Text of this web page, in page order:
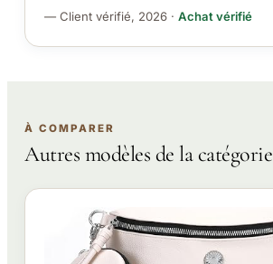
— Client vérifié, 2026 · Achat vérifié
À COMPARER
Autres modèles de la catégorie